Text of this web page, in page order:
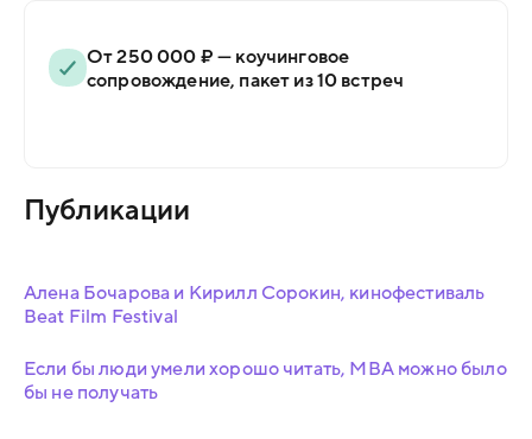
От 250 000 ₽ — коучинговое
сопровождение, пакет из 10 встреч
Публикации
Алена Бочарова и Кирилл Сорокин, кинофестиваль
Beat Film Festival
Если бы люди умели хорошо читать, MBA можно было
бы не получать